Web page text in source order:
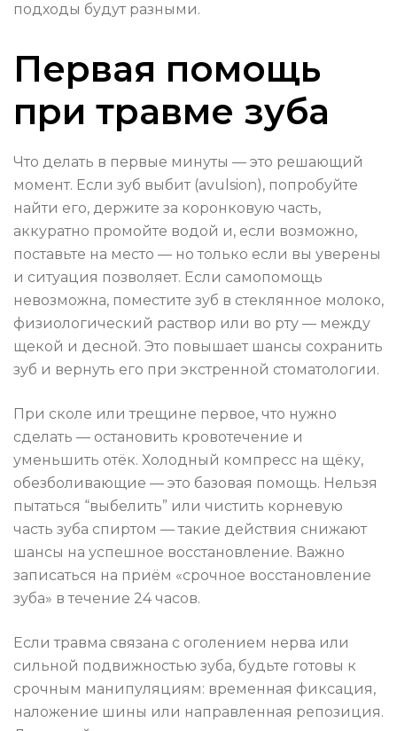
подходы будут разными.
Первая помощь
при травме зуба
Что делать в первые минуты — это решающий
момент. Если зуб выбит (avulsion), попробуйте
найти его, держите за коронковую часть,
аккуратно промойте водой и, если возможно,
поставьте на место — но только если вы уверены
и ситуация позволяет. Если самопомощь
невозможна, поместите зуб в стеклянное молоко,
физиологический раствор или во рту — между
щекой и десной. Это повышает шансы сохранить
зуб и вернуть его при экстренной стоматологии.
При сколе или трещине первое, что нужно
сделать — остановить кровотечение и
уменьшить отёк. Холодный компресс на щёку,
обезболивающие — это базовая помощь. Нельзя
пытаться “выбелить” или чистить корневую
часть зуба спиртом — такие действия снижают
шансы на успешное восстановление. Важно
записаться на приём «срочное восстановление
зуба» в течение 24 часов.
Если травма связана с оголением нерва или
сильной подвижностью зуба, будьте готовы к
срочным манипуляциям: временная фиксация,
наложение шины или направленная репозиция.